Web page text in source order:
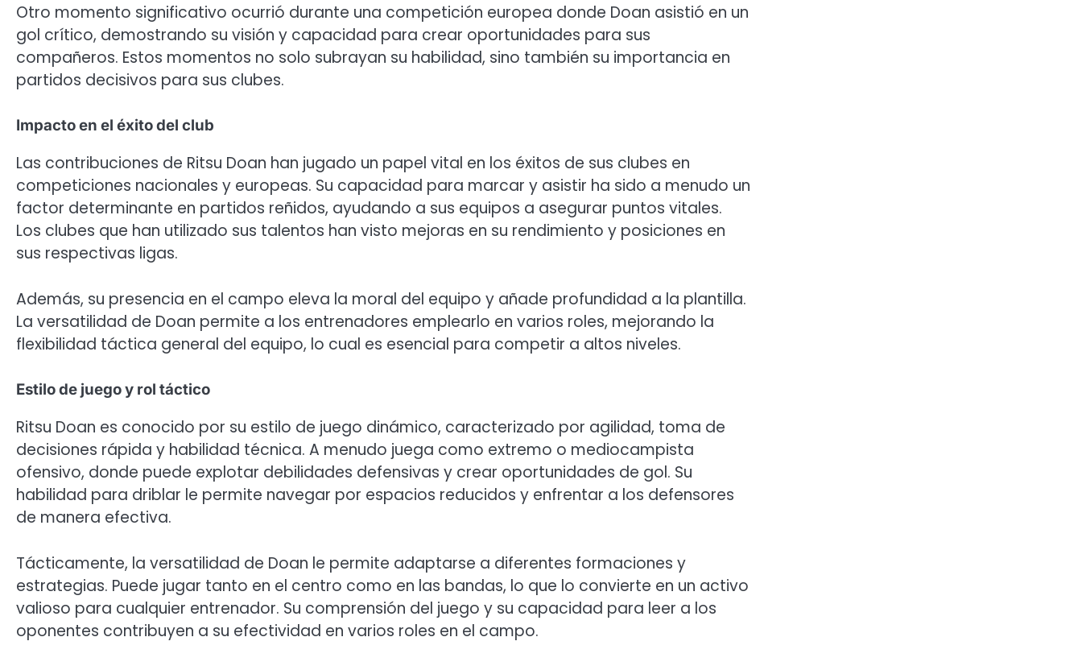
Otro momento significativo ocurrió durante una competición europea donde Doan asistió en un
gol crítico, demostrando su visión y capacidad para crear oportunidades para sus
compañeros. Estos momentos no solo subrayan su habilidad, sino también su importancia en
partidos decisivos para sus clubes.
Impacto en el éxito del club
Las contribuciones de Ritsu Doan han jugado un papel vital en los éxitos de sus clubes en
competiciones nacionales y europeas. Su capacidad para marcar y asistir ha sido a menudo un
factor determinante en partidos reñidos, ayudando a sus equipos a asegurar puntos vitales.
Los clubes que han utilizado sus talentos han visto mejoras en su rendimiento y posiciones en
sus respectivas ligas.
Además, su presencia en el campo eleva la moral del equipo y añade profundidad a la plantilla.
La versatilidad de Doan permite a los entrenadores emplearlo en varios roles, mejorando la
flexibilidad táctica general del equipo, lo cual es esencial para competir a altos niveles.
Estilo de juego y rol táctico
Ritsu Doan es conocido por su estilo de juego dinámico, caracterizado por agilidad, toma de
decisiones rápida y habilidad técnica. A menudo juega como extremo o mediocampista
ofensivo, donde puede explotar debilidades defensivas y crear oportunidades de gol. Su
habilidad para driblar le permite navegar por espacios reducidos y enfrentar a los defensores
de manera efectiva.
Tácticamente, la versatilidad de Doan le permite adaptarse a diferentes formaciones y
estrategias. Puede jugar tanto en el centro como en las bandas, lo que lo convierte en un activo
valioso para cualquier entrenador. Su comprensión del juego y su capacidad para leer a los
oponentes contribuyen a su efectividad en varios roles en el campo.